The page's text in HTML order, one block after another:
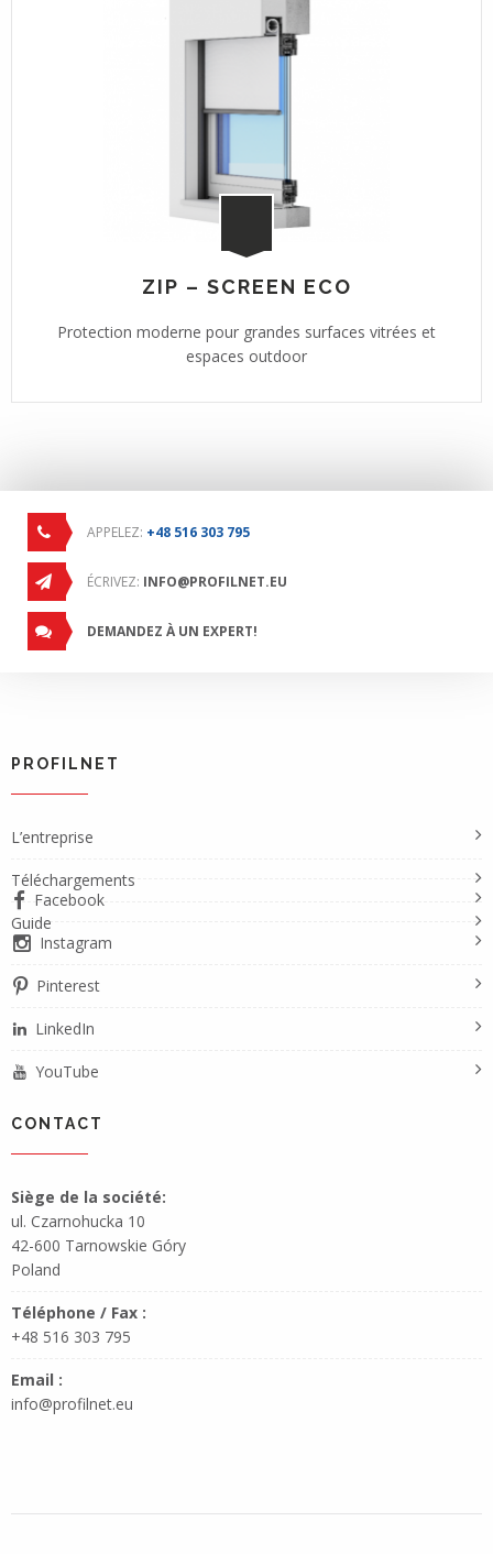
ZIP – SCREEN ECO
Protection moderne pour grandes surfaces vitrées et
espaces outdoor
APPELEZ: +48 516 303 795
ÉCRIVEZ: INFO@PROFILNET.EU
DEMANDEZ À UN EXPERT!
PROFILNET
L’entreprise
Téléchargements
Guide
Facebook
Instagram
Pinterest
LinkedIn
YouTube
CONTACT
Siège de la société:
ul. Czarnohucka 10
42-600 Tarnowskie Góry
Poland
Téléphone / Fax :
+48 516 303 795
Email :
info@profilnet.eu